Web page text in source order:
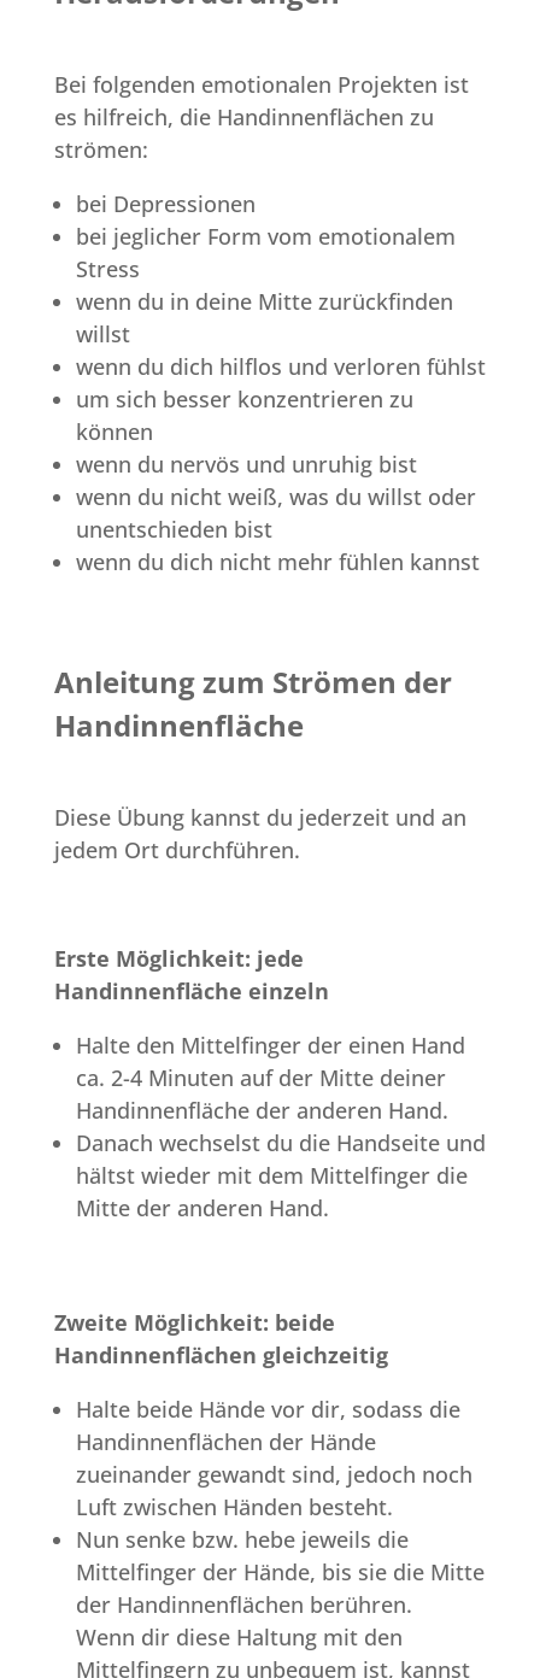
Bei folgenden emotionalen Projekten ist
es hilfreich, die Handinnenflächen zu
strömen:
bei Depressionen
bei jeglicher Form vom emotionalem
Stress
wenn du in deine Mitte zurückfinden
willst
wenn du dich hilflos und verloren fühlst
um sich besser konzentrieren zu
können
wenn du nervös und unruhig bist
wenn du nicht weiß, was du willst oder
unentschieden bist
wenn du dich nicht mehr fühlen kannst
Anleitung zum Strömen der
Handinnenfläche
Diese Übung kannst du jederzeit und an
jedem Ort durchführen.
Erste Möglichkeit: jede
Handinnenfläche einzeln
Halte den Mittelfinger der einen Hand
ca. 2-4 Minuten auf der Mitte deiner
Handinnenfläche der anderen Hand.
Danach wechselst du die Handseite und
hältst wieder mit dem Mittelfinger die
Mitte der anderen Hand.
Zweite Möglichkeit: beide
Handinnenflächen gleichzeitig
Halte beide Hände vor dir, sodass die
Handinnenflächen der Hände
zueinander gewandt sind, jedoch noch
Luft zwischen Händen besteht.
Nun senke bzw. hebe jeweils die
Mittelfinger der Hände, bis sie die Mitte
der Handinnenflächen berühren.
Wenn dir diese Haltung mit den
Mittelfingern zu unbequem ist, kannst